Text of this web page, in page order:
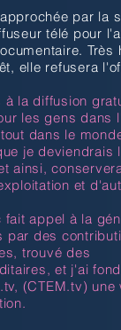
par la
télé pour
Très
elle refusera
à la diffusion
les gens dans
dans le
je deviendrais
ainsi,
et
fait appel à la
par des
trouvé des
et j'ai
(CTEM.tv) une